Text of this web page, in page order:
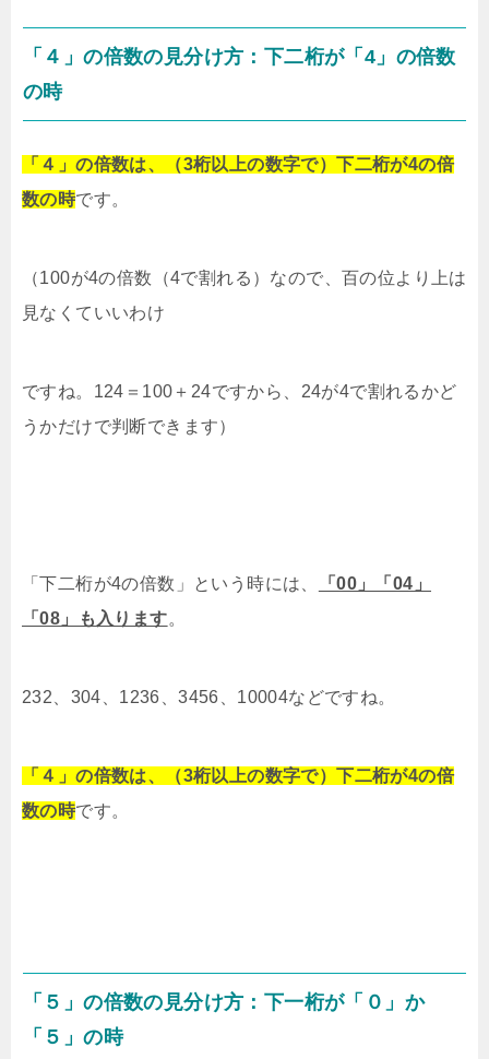
「４」の倍数の見分け方：下二桁が「4」の倍数
の時
「４」の倍数は、（3桁以上の数字で）下二桁が4の倍
数の時です。
（100が4の倍数（4で割れる）なので、百の位より上は
見なくていいわけ
ですね。124＝100＋24ですから、24が4で割れるかど
うかだけで判断できます）
「下二桁が4の倍数」という時には、
「00」「04」
「08」も入ります。
232、304、1236、3456、10004などですね。
「４」の倍数は、（3桁以上の数字で）下二桁が4の倍
数の時です。
「５」の倍数の見分け方：下一桁が「０」か
「５」の時